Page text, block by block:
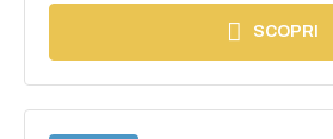
SCOPRI